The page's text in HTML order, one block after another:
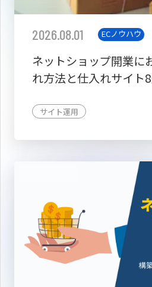
2026.08.01 ECノウハウ
ネットショップ開業に
れ方法と仕入れサイト
サイト運用